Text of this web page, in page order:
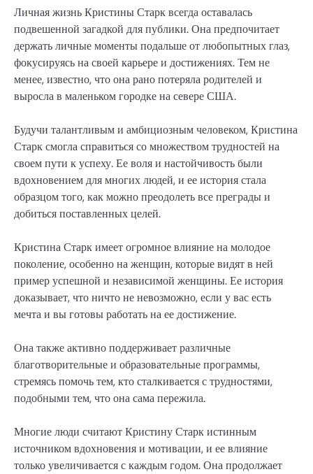
Личная жизнь Кристины Старк всегда оставалась
подвешенной загадкой для публики. Она предпочитает
держать личные моменты подальше от любопытных глаз,
фокусируясь на своей карьере и достижениях. Тем не
менее, известно, что она рано потеряла родителей и
выросла в маленьком городке на севере США.
Будучи талантливым и амбициозным человеком, Кристина
Старк смогла справиться со множеством трудностей на
своем пути к успеху. Ее воля и настойчивость были
вдохновением для многих людей, и ее история стала
образцом того, как можно преодолеть все преграды и
добиться поставленных целей.
Кристина Старк имеет огромное влияние на молодое
поколение, особенно на женщин, которые видят в ней
пример успешной и независимой женщины. Ее история
доказывает, что ничто не невозможно, если у вас есть
мечта и вы готовы работать на ее достижение.
Она также активно поддерживает различные
благотворительные и образовательные программы,
стремясь помочь тем, кто сталкивается с трудностями,
подобными тем, что она сама пережила.
Многие люди считают Кристину Старк истинным
источником вдохновения и мотивации, и ее влияние
только увеличивается с каждым годом. Она продолжает